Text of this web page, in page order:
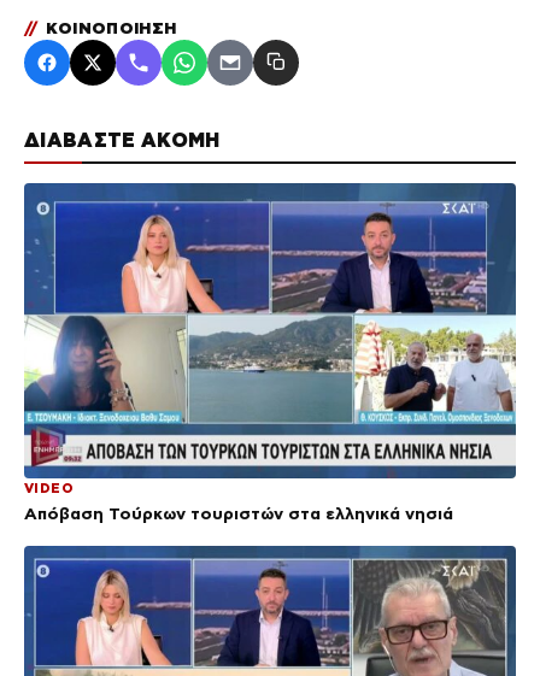
ΔΙΑΒΑΣΤΕ ΑΚΟΜΗ
VIDEO
Απόβαση Τούρκων τουριστών στα ελληνικά νησιά
// ΚΟΙΝΟΠΟΙΗΣΗ